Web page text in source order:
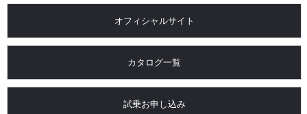
オフィシャルサイト
カタログ一覧
試乗お申し込み